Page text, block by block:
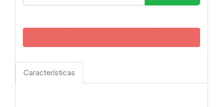
Características